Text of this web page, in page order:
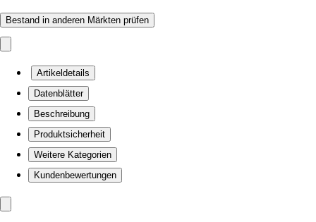
Bestand in anderen Märkten prüfen
Artikeldetails
Datenblätter
Beschreibung
Produktsicherheit
Weitere Kategorien
Kundenbewertungen